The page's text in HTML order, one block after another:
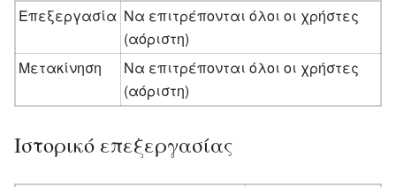
Επεξεργασία Να επιτρέπονται όλοι οι χρήστες
(αόριστη)
Μετακίνηση
Να επιτρέπονται όλοι οι χρήστες
(αόριστη)
Ιστορικό επεξεργασίας